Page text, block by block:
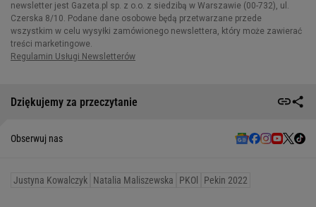
Dziękujemy za przeczytanie
Obserwuj nas
Justyna Kowalczyk Natalia Maliszewska PKOl Pekin 2022